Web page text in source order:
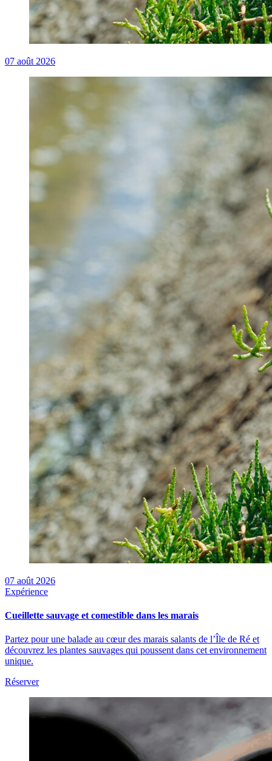
07 août 2026
07 août 2026
Expérience
Cueillette sauvage et comestible dans les marais
Partez pour une balade au cœur des marais salants de l’Île de Ré et
découvrez les plantes sauvages qui poussent dans cet environnement
unique.
Réserver